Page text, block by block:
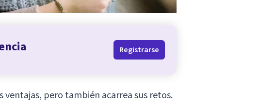
Registrarse
ventajas, pero también acarrea sus retos.